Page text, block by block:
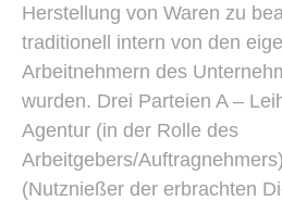
Herstellung von Waren zu
traditionell intern von den
Arbeitnehmern des
wurden. Drei Parteien A –
Agentur (in der Rolle des
Arbeitgebers/
(Nutznießer der erbrachten